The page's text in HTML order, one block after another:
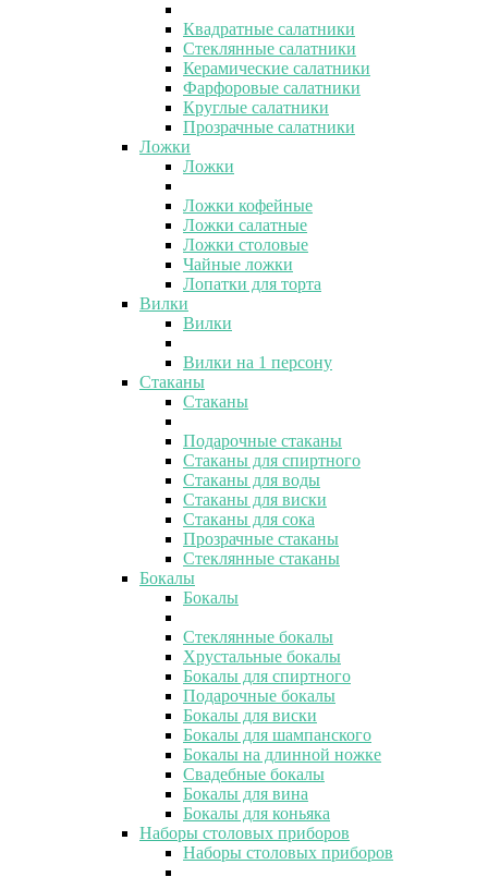
Квадратные салатники
Стеклянные салатники
Керамические салатники
Фарфоровые салатники
Круглые салатники
Прозрачные салатники
Ложки
Ложки
Ложки кофейные
Ложки салатные
Ложки столовые
Чайные ложки
Лопатки для торта
Вилки
Вилки
Вилки на 1 персону
Стаканы
Стаканы
Подарочные стаканы
Стаканы для спиртного
Стаканы для воды
Стаканы для виски
Стаканы для сока
Прозрачные стаканы
Стеклянные стаканы
Бокалы
Бокалы
Стеклянные бокалы
Хрустальные бокалы
Бокалы для спиртного
Подарочные бокалы
Бокалы для виски
Бокалы для шампанского
Бокалы на длинной ножке
Свадебные бокалы
Бокалы для вина
Бокалы для коньяка
Наборы столовых приборов
Наборы столовых приборов